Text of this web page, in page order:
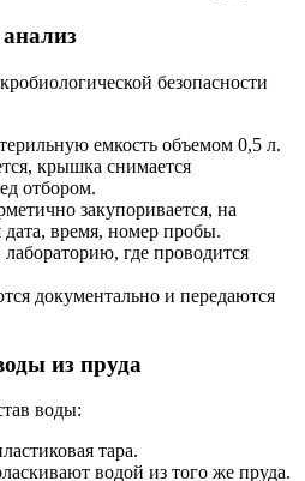
безопасности
емкость объемом 0,5 л.
крышка снимается
отбором.
закупоривается, на
дата, время, номер пробы.
лабораторию, где проводится
документально и передаются
из пруда
воды:
тара.
водой из того же пруда.